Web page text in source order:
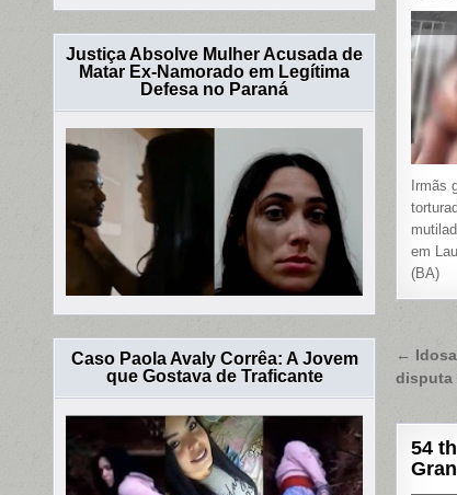
Irmãs
em
(BA)
de
←
disputa
54
Justiça Absolve Mulher Acusada de
Matar Ex-Namorado em Legítima
Defesa no Paraná
Caso Paola Avaly Corrêa: A Jovem
que Gostava de Traficante